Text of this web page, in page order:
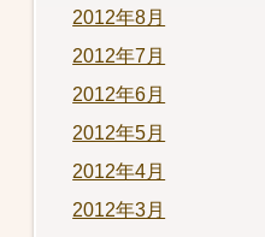
2012年8月
2012年7月
2012年6月
2012年5月
2012年4月
2012年3月